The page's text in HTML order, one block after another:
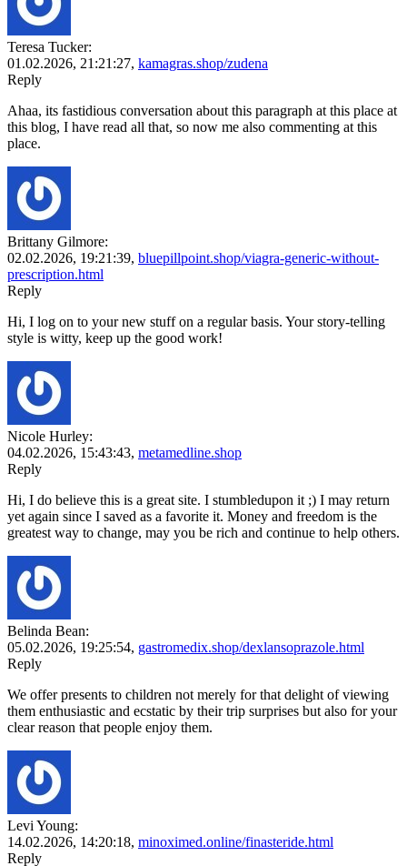
Teresa Tucker:
01.02.2026, 21:21:27, kamagras.shop/zudena
Reply
Ahaa, its fastidious conversation about this paragraph at this place at
this blog, I have read all that, so now me also commenting at this
place.
Brittany Gilmore:
02.02.2026, 19:21:39, bluepillpoint.shop/viagra-generic-without-
prescription.html
Reply
Hi, I log on to your new stuff on a regular basis. Your story-telling
style is witty, keep up the good work!
Nicole Hurley:
04.02.2026, 15:43:43, metamedline.shop
Reply
Hi, I do believe this is a great site. I stumbledupon it ;) I may return
yet again since I saved as a favorite it. Money and freedom is the
greatest way to change, may you be rich and continue to help others.
Belinda Bean:
05.02.2026, 19:25:54, gastromedix.shop/dexlansoprazole.html
Reply
We offer presents to children not merely for that delight of viewing
them enthusiastic and ecstatic by their trip surprises but also for your
clear reason that people enjoy them.
Levi Young:
14.02.2026, 14:20:18, minoximed.online/finasteride.html
Reply